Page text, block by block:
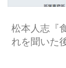
松本人志『
れを聞いた